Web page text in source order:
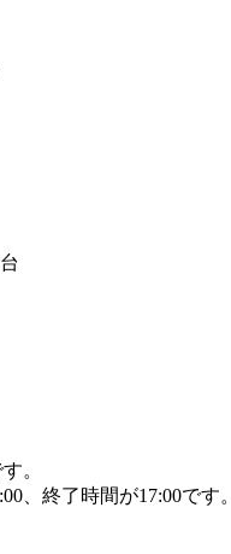
。
、終了時間が17:00です。